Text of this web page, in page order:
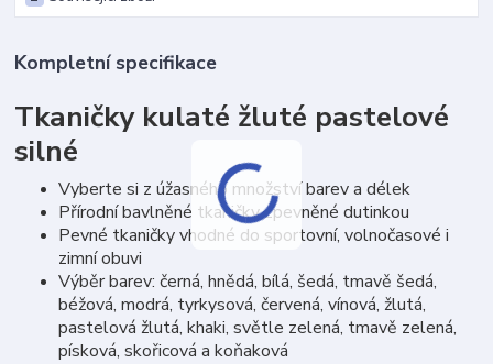
Kompletní specifikace
Tkaničky kulaté žluté pastelové
silné
Vyberte si z úžasného množství barev a délek
Přírodní bavlněné tkaničky zpevněné dutinkou
Pevné tkaničky vhodné do sportovní, volnočasové i
zimní obuvi
Výběr barev: černá, hnědá, bílá, šedá, tmavě šedá,
béžová, modrá, tyrkysová, červená, vínová, žlutá,
pastelová žlutá, khaki, světle zelená, tmavě zelená,
písková, skořicová a koňaková